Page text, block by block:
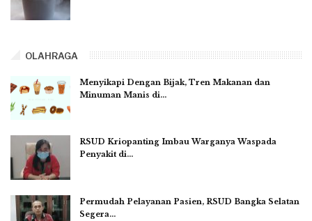
OLAHRAGA
Menyikapi Dengan Bijak, Tren Makanan dan
Minuman Manis di…
RSUD Kriopanting Imbau Warganya Waspada
Penyakit di…
Permudah Pelayanan Pasien, RSUD Bangka Selatan
Segera…